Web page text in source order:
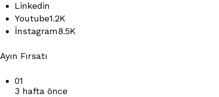
Linkedin
Youtube1.2K
İnstagram8.5K
Ayın Fırsatı
01
3 hafta önce